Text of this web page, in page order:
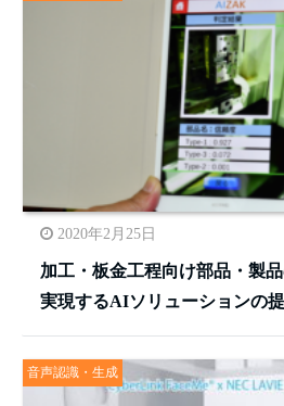
2020年2月25日
加工・板金工程向け部品・製
実現するAIソリューションの
音声認識・生成